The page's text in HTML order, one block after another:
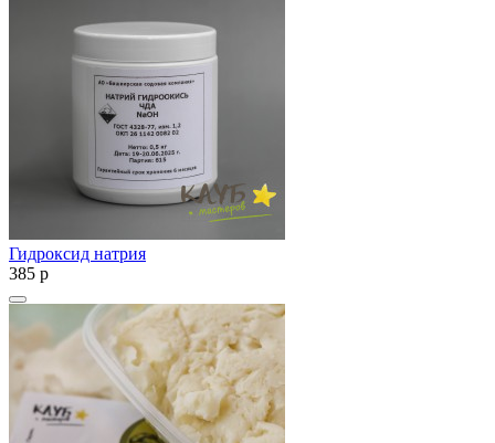
Гидроксид натрия
385 p